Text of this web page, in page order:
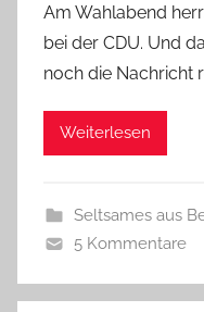
Am Wahlabend
bei der CDU. Und
noch die Nachricht
Weiterlesen
Seltsames aus
5 Kommentare